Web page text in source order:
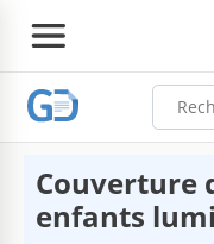
Couverture
enfants